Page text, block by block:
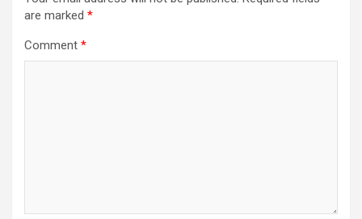
are marked *
Comment *